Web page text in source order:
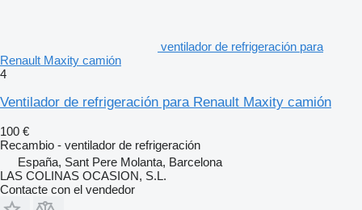
ventilador de refrigeración para
Renault Maxity camión
4
Ventilador de refrigeración para Renault Maxity camión
100 €
Recambio - ventilador de refrigeración
España, Sant Pere Molanta, Barcelona
LAS COLINAS OCASION, S.L.
Contacte con el vendedor